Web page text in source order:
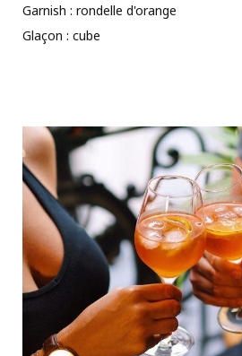
Garnish : rondelle d'orange
Glaçon : cube